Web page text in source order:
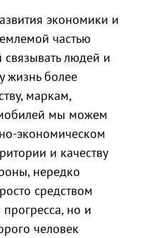
экономики и
частью
людей и
жизнь более
маркам,
мы можем
экономическом
и качеству
нередко
средством
но и
человек